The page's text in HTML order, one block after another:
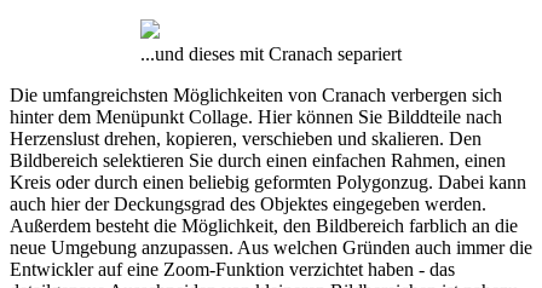
...und dieses mit Cranach separiert
Die umfangreichsten Möglichkeiten von Cranach verbergen sich
hinter dem Menüpunkt Collage. Hier können Sie Bilddteile nach
Herzenslust drehen, kopieren, verschieben und skalieren. Den
Bildbereich selektieren Sie durch einen einfachen Rahmen, einen
Kreis oder durch einen beliebig geformten Polygonzug. Dabei kann
auch hier der Deckungsgrad des Objektes eingegeben werden.
Außerdem besteht die Möglichkeit, den Bildbereich farblich an die
neue Umgebung anzupassen. Aus welchen Gründen auch immer die
Entwickler auf eine Zoom-Funktion verzichtet haben - das